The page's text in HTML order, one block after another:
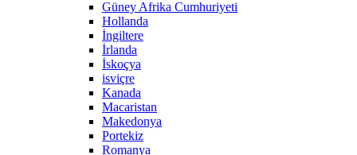
Güney Afrika Cumhuriyeti
Hollanda
İngiltere
İrlanda
İskoçya
isviçre
Kanada
Macaristan
Makedonya
Portekiz
Romanya